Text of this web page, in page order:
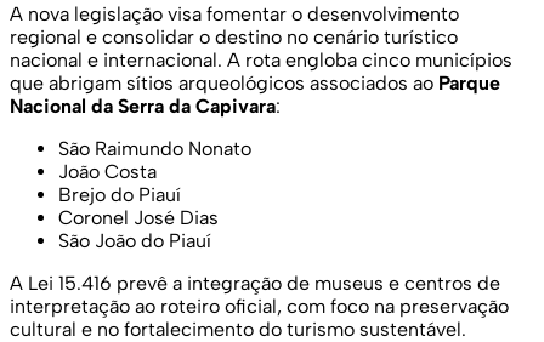
A nova legislação visa fomentar o desenvolvimento
regional e consolidar o destino no cenário turístico
nacional e internacional. A rota engloba cinco municípios
que abrigam sítios arqueológicos associados ao Parque
Nacional da Serra da Capivara:
São Raimundo Nonato
João Costa
Brejo do Piauí
Coronel José Dias
São João do Piauí
A Lei 15.416 prevê a integração de museus e centros de
interpretação ao roteiro oficial, com foco na preservação
cultural e no fortalecimento do turismo sustentável.